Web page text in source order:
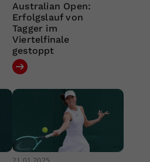
Australian Open:
Erfolgslauf von
Tagger im
Viertelfinale
gestoppt